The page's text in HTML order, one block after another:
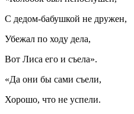
С дедом-бабушкой не дружен,
Убежал по ходу дела,
Вот Лиса его и съела».
«Да они бы сами съели,
Хорошо, что не успели.